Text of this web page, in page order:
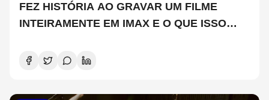
FEZ HISTÓRIA AO GRAVAR UM FILME
INTEIRAMENTE EM IMAX E O QUE ISSO